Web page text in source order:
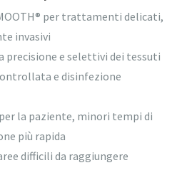
per trattamenti delicati,
invasivi
e selettivi dei tessuti
e disinfezione
la paziente, minori tempi di
più rapida
difficili da raggiungere